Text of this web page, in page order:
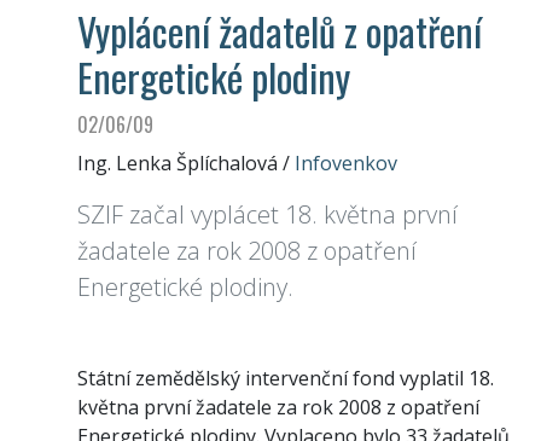
Vyplácení žadatelů z opatření
Energetické plodiny
02/06/09
Ing. Lenka Šplíchalová / Infovenkov
SZIF začal vyplácet 18. května první
žadatele za rok 2008 z opatření
Energetické plodiny.
Státní zemědělský intervenční fond vyplatil 18.
května první žadatele za rok 2008 z opatření